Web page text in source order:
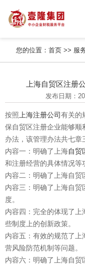
您的位置：首页 >> 服
上海自贸区注册
发布日期：
按照 上海注册公司有关的
保自贸区注册企业能够顺
办法，该管理办法共七章
内容一：明确了上海自贸
和注册经营的具体情况等
内容二：明确了上海自贸
内容三：明确了上海自贸
度。
内容四：完全的体现了
些制度上的创新政策。
内容五：有效的规范了
营风险防范机制等问题。
内容六：明确了上海自